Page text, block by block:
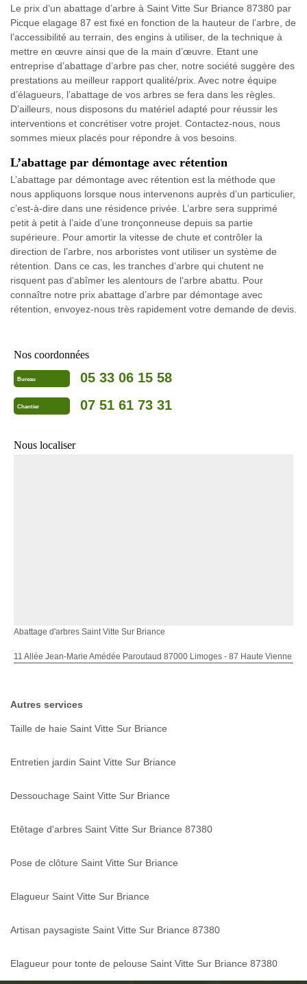
Le prix d’un abattage d’arbre à Saint Vitte Sur Briance 87380 par
Picque elagage 87 est fixé en fonction de la hauteur de l’arbre, de
l’accessibilité au terrain, des engins à utiliser, de la technique à
mettre en œuvre ainsi que de la main d’œuvre. Etant une
entreprise d’abattage d’arbre pas cher, notre société suggère des
prestations au meilleur rapport qualité/prix. Avec notre équipe
d’élagueurs, l’abattage de vos arbres se fera dans les règles.
D’ailleurs, nous disposons du matériel adapté pour réussir les
interventions et concrétiser votre projet. Contactez-nous, nous
sommes mieux placés pour répondre à vos besoins.
L’abattage par démontage avec rétention
L’abattage par démontage avec rétention est la méthode que
nous appliquons lorsque nous intervenons auprès d’un particulier,
c’est-à-dire dans une résidence privée. L’arbre sera supprimé
petit à petit à l’aide d’une tronçonneuse depuis sa partie
supérieure. Pour amortir la vitesse de chute et contrôler la
direction de l’arbre, nos arboristes vont utiliser un système de
rétention. Dans ce cas, les tranches d’arbre qui chutent ne
risquent pas d’abîmer les alentours de l’arbre abattu. Pour
connaître notre prix abattage d’arbre par démontage avec
rétention, envoyez-nous très rapidement votre demande de devis.
Nos coordonnées
Bureau 05 33 06 15 58
Chantier 07 51 61 73 31
Nous localiser
Abattage d'arbres Saint Vitte Sur Briance
11 Allée Jean-Marie Amédée Paroutaud 87000 Limoges - 87 Haute Vienne
Autres services
Taille de haie Saint Vitte Sur Briance
Entretien jardin Saint Vitte Sur Briance
Dessouchage Saint Vitte Sur Briance
Etêtage d'arbres Saint Vitte Sur Briance 87380
Pose de clôture Saint Vitte Sur Briance
Elagueur Saint Vitte Sur Briance
Artisan paysagiste Saint Vitte Sur Briance 87380
Elagueur pour tonte de pelouse Saint Vitte Sur Briance 87380